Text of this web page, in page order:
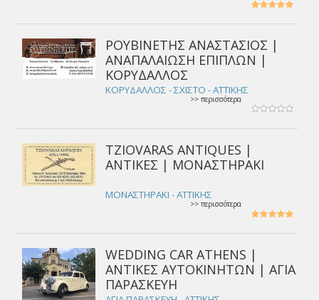
ΡΟΥΒΙΝΕΤΗΣ ΑΝΑΣΤΑΣΙΟΣ |
ΑΝΑΠΑΛΑΙΩΣΗ ΕΠΙΠΛΩΝ |
ΚΟΡΥΔΑΛΛΟΣ
ΚΟΡΥΔΑΛΛΟΣ - ΣΧΙΣΤΟ - ΑΤΤΙΚΗΣ
>> περισσότερα
TZIOVARAS ANTIQUES |
ΑΝΤΙΚΕΣ | ΜΟΝΑΣΤΗΡΑΚΙ
ΜΟΝΑΣΤΗΡΑΚΙ - ΑΤΤΙΚΗΣ
>> περισσότερα
WEDDING CAR ATHENS |
ΑΝΤΙΚΕΣ ΑΥΤΟΚΙΝΗΤΩΝ | ΑΓΙΑ
ΠΑΡΑΣΚΕΥΗ